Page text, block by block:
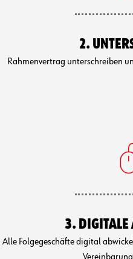
2.
Rahmenvertrag unterschreiben
3. DIGITALE
Alle Folgegeschäfte digital